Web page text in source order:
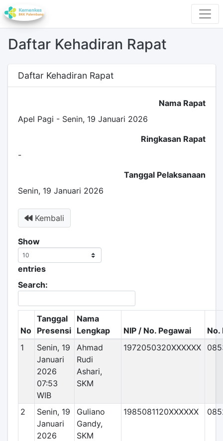
Daftar Kehadiran Rapat
Daftar Kehadiran Rapat
Nama Rapat
Apel Pagi - Senin, 19 Januari 2026
Ringkasan Rapat
-
Tanggal Pelaksanaan
Senin, 19 Januari 2026
Kembali
Show
entries
Search:
No
Tanggal
Presensi
Nama
Lengkap
NIP / No. Pegawai
No.
1
Senin, 19
Januari
2026
07:53
WIB
Ahmad
Rudi
Ashari,
SKM
1972050320XXXXXX
2
Senin, 19
Januari
2026
Guliano
Gandy,
SKM
1985081120XXXXXX